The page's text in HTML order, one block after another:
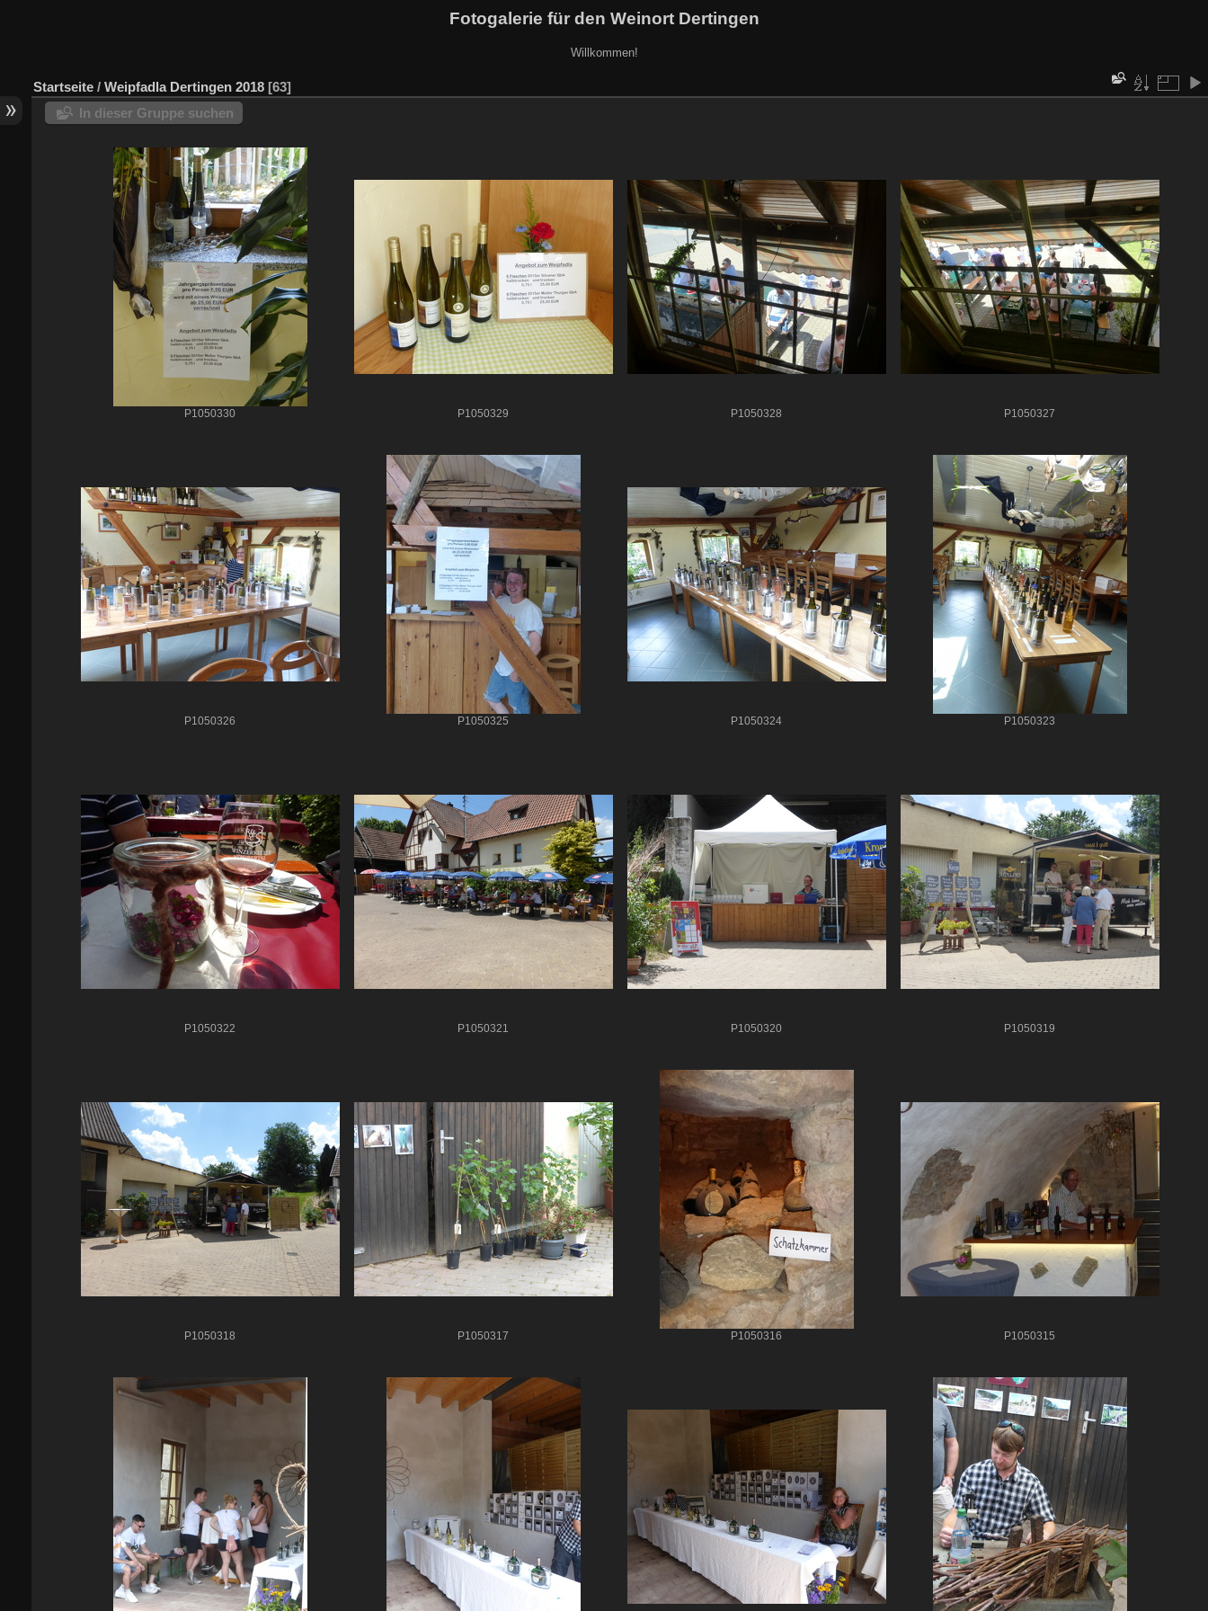
Fotogalerie für den Weinort Dertingen
Willkommen!
Startseite / Weipfadla Dertingen 2018 63
In dieser Gruppe suchen
P1050330 P1050329 P1050328 P1050327
P1050326 P1050325 P1050324 P1050323
P1050322 P1050321 P1050320 P1050319
P1050318 P1050317 P1050316 P1050315